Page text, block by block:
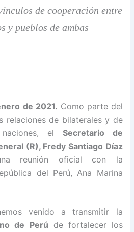
de cooperación entre
y pueblos de ambas
de 2021. Como parte del
relaciones de bilaterales y de
el Secretario de
(R), Fredy Santiago Díaz
reunión oficial con la
del Perú, Ana Marina
venido a transmitir la
de Perú de fortalecer los